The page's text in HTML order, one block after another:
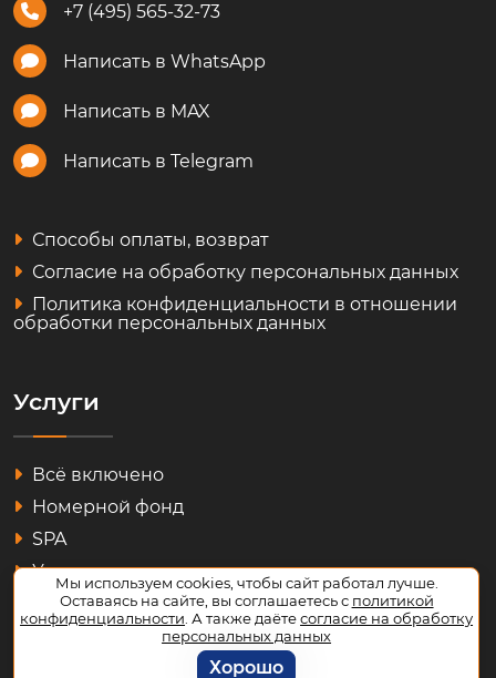
+7 (495) 565-32-73
Написать в WhatsApp
Написать в MAX
Написать в Telegram
Способы оплаты, возврат
Согласие на обработку персональных данных
Политика конфиденциальности в отношении
обработки персональных данных
Услуги
Всё включено
Номерной фонд
SPA
Услуги
Детям
Мы используем cookies, чтобы сайт работал лучше.
Оставаясь на сайте, вы соглашаетесь с политикой
конфиденциальности . А также даётесогласие на обработку
персональных данных
Хорошо